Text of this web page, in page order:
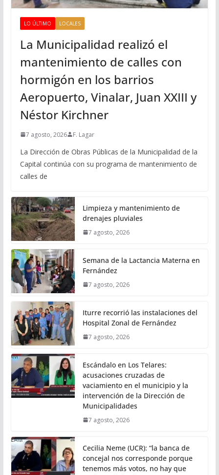
LO ÚLTIMO LOCALES
La Municipalidad realizó el
mantenimiento de calles con
hormigón en los barrios
Aeropuerto, Vinalar, Juan XXIII y
Néstor Kirchner
7 agosto, 2026 F. Lagar
La Dirección de Obras Públicas de la Municipalidad de la
Capital continúa con su programa de mantenimiento de
calles de
Limpieza y mantenimiento de
drenajes pluviales
7 agosto, 2026
Semana de la Lactancia Materna en
Fernández
7 agosto, 2026
Iturre recorrió las instalaciones del
Hospital Zonal de Fernández
7 agosto, 2026
Escándalo en Los Telares:
acusaciones cruzadas de
vaciamiento en el municipio y la
intervención de la Dirección de
Municipalidades
7 agosto, 2026
Cecilia Neme (UCR): “la banca de
concejal nos corresponde porque
tenemos más votos, no hay que